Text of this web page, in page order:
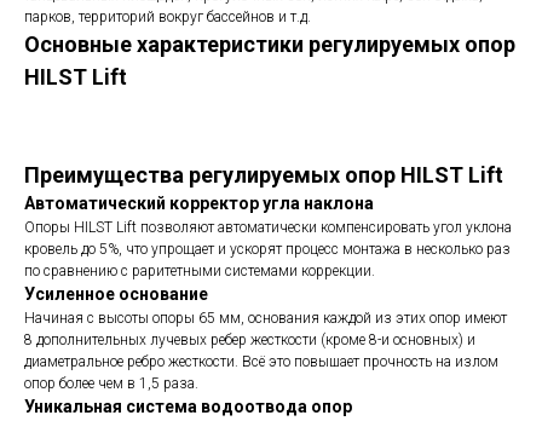
парков, территорий вокруг бассейнов и т.д.
Основные характеристики регулируемых опор
HILST Lift
Преимущества регулируемых опор HILST Lift
Автоматический корректор угла наклона
Опоры HILST Lift позволяют автоматически компенсировать угол уклона
кровель до 5%, что упрощает и ускорят процесс монтажа в несколько раз
по сравнению с раритетными системами коррекции.
Усиленное основание
Начиная с высоты опоры 65 мм, основания каждой из этих опор имеют
8 дополнительных лучевых ребер жесткости (кроме 8-и основных) и
диаметральное ребро жесткости. Всё это повышает прочность на излом
опор более чем в 1,5 раза.
Уникальная система водоотвода опор